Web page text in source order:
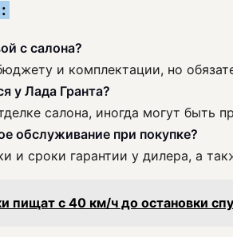
с салона?
и комплектации, но
у Лада Гранта?
салона, иногда могут быть
обслуживание при покупке?
и сроки гарантии у дилера, а
пищат с 40 км/ч до остановки